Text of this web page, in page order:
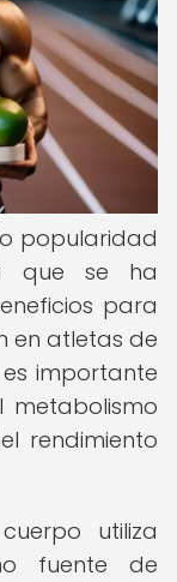
popularidad
que se ha
para
en atletas de
importante
metabolismo
rendimiento
utiliza
fuente de